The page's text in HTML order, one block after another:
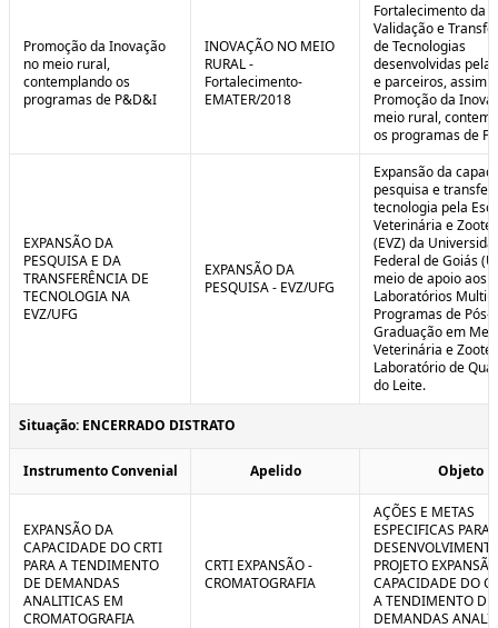
Promoção da Inovação
no meio rural,
contemplando os
programas de P&D&I
INOVAÇÃO NO MEIO
RURAL -
Fortalecimento-
EMATER/2018
Fortalecimento da
Validação e
de Tecnologias
desenvolvidas pela
e parceiros, assim
Promoção da
meio rural,
os programas de
EXPANSÃO DA
PESQUISA E DA
TRANSFERÊNCIA DE
TECNOLOGIA NA
EVZ/UFG
EXPANSÃO DA
PESQUISA - EVZ/UFG
Expansão da
pesquisa e
tecnologia pela
Veterinária e
(EVZ) da
Federal de Goiás
meio de apoio aos
Laboratórios
Programas de Pós-
Graduação em
Veterinária e
Laboratório de
do Leite.
Situação: ENCERRADO DISTRATO
Instrumento Convenial Apelido Objeto
EXPANSÃO DA
CAPACIDADE DO CRTI
PARA A TENDIMENTO
DE DEMANDAS
ANALITICAS EM
CROMATOGRAFIA
CRTI EXPANSÃO -
CROMATOGRAFIA
AÇÕES E METAS
ESPECIFICAS PARA
PROJETO
CAPACIDADE DO
A TENDIMENTO DE
DEMANDAS